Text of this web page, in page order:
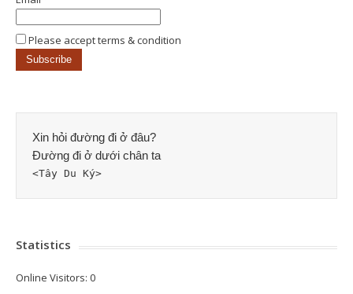
Please accept terms & condition
Xin hỏi đường đi ở đâu?
Đường đi ở dưới chân ta
<Tây Du Ký>
Statistics
Online Visitors: 0